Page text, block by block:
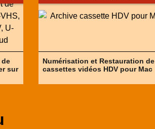
de
sur
Numérisation et Restauration de
cassettes vidéos HDV pour Mac